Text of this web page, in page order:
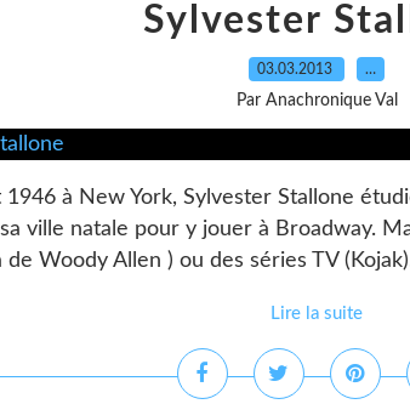
Sylvester
03.03.2013 …
Par Anachronique Val
1946 à New York, Sylvester Stallone
ville natale pour y jouer à Broadway.
de Woody Allen ) ou des séries TV
Lire la suite